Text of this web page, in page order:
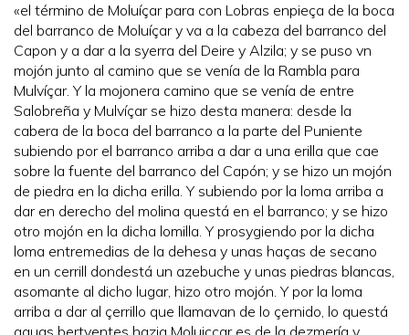
«el término de Moluíçar para con Lobras enpieça de la boca
del barranco de Moluíçar y va a la cabeza del barranco del
Capon y a dar a la syerra del Deire y Alzila; y se puso vn
mojón junto al camino que se venía de la Rambla para
Mulvíçar. Y la mojonera camino que se venía de entre
Salobreña y Mulvíçar se hizo desta manera: desde la
cabera de la boca del barranco a la parte del Puniente
subiendo por el barranco arriba a dar a una erilla que cae
sobre la fuente del barranco del Capón; y se hizo un mojón
de piedra en la dicha erilla. Y subiendo por la loma arriba a
dar en derecho del molina questá en el barranco; y se hizo
otro mojón en la dicha lomilla. Y prosygiendo por la dicha
loma entremedias de la dehesa y unas haças de secano
en un cerrill dondestá un azebuche y unas piedras blancas,
asomante al dicho lugar, hizo otro mojón. Y por la loma
arriba a dar al çerrillo que llamavan de lo çernido, lo questá